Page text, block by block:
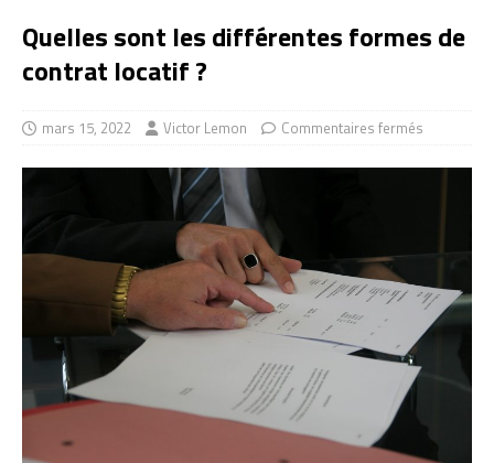
Quelles sont les différentes formes de
contrat locatif ?
mars 15, 2022 Victor Lemon Commentaires fermés